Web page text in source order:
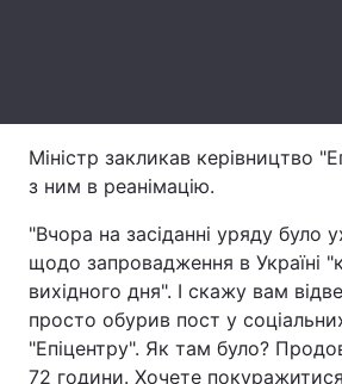
Міністр закликав керівництво
з ним в реанімацію.
"Вчора на засіданні уряду було
щодо запровадження в Україні
вихідного дня". І скажу вам
просто обурив пост у
"Епіцентру". Як там було?
72 години. Хочете